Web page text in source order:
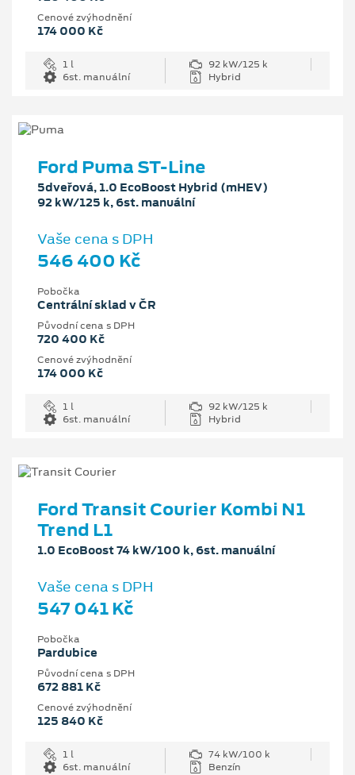
Cenové zvýhodnění
174 000 Kč
1 l
92 kW/125 k
6st. manuální
Hybrid
Ford Puma ST-Line
5dveřová, 1.0 EcoBoost Hybrid (mHEV)
92 kW/125 k, 6st. manuální
Vaše cena s DPH
546 400 Kč
Pobočka
Centrální sklad v ČR
Původní cena s DPH
720 400 Kč
Cenové zvýhodnění
174 000 Kč
1 l
92 kW/125 k
6st. manuální
Hybrid
Ford Transit Courier Kombi N1
Trend L1
1.0 EcoBoost 74 kW/100 k, 6st. manuální
Vaše cena s DPH
547 041 Kč
Pobočka
Pardubice
Původní cena s DPH
672 881 Kč
Cenové zvýhodnění
125 840 Kč
1 l
74 kW/100 k
6st. manuální
Benzín